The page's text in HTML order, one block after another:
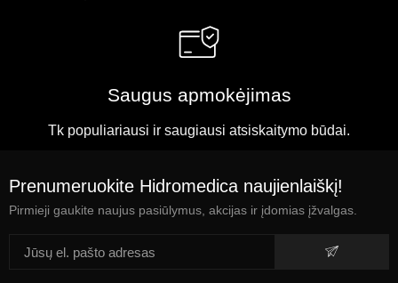
Saugus apmokėjimas
Tk populiariausi ir saugiausi atsiskaitymo būdai.
Prenumeruokite Hidromedica naujienlaiškį!
Pirmieji gaukite naujus pasiūlymus, akcijas ir įdomias įžvalgas.